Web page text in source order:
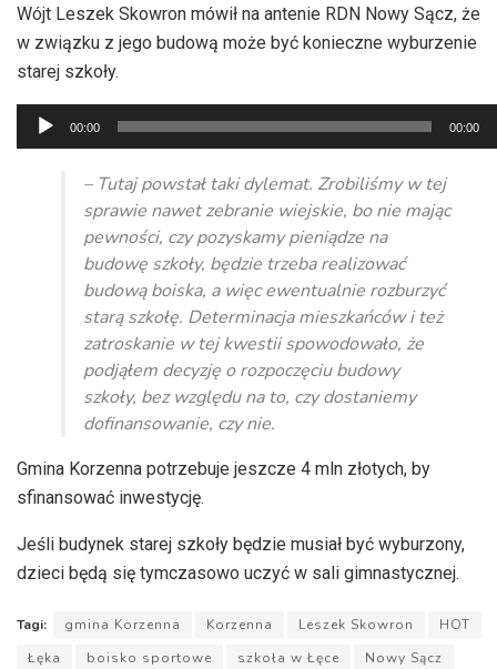
Wójt Leszek Skowron mówił na antenie RDN Nowy Sącz, że
w związku z jego budową może być konieczne wyburzenie
starej szkoły.
Odtwarzacz
plików
dźwiękowych
00:00 00:00
– Tutaj powstał taki dylemat. Zrobiliśmy w tej
sprawie nawet zebranie wiejskie, bo nie mając
pewności, czy pozyskamy pieniądze na
budowę szkoły, będzie trzeba realizować
budową boiska, a więc ewentualnie rozburzyć
starą szkołę. Determinacja mieszkańców i też
zatroskanie w tej kwestii spowodowało, że
podjąłem decyzję o rozpoczęciu budowy
szkoły, bez względu na to, czy dostaniemy
dofinansowanie, czy nie.
Gmina Korzenna potrzebuje jeszcze 4 mln złotych, by
sfinansować inwestycję.
Jeśli budynek starej szkoły będzie musiał być wyburzony,
dzieci będą się tymczasowo uczyć w sali gimnastycznej.
Tagi: gmina Korzenna Korzenna Leszek Skowron
HOT
Łęka
boisko sportowe szkoła w Łęce
Nowy Sącz